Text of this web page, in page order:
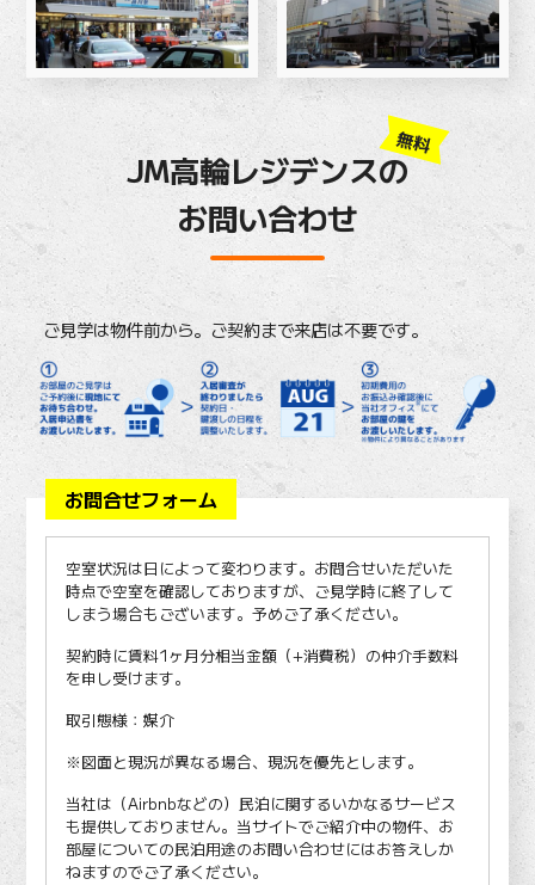
JM高輪レジデンスの
お問い合わせ
無料
ご見学は物件前から。ご契約まで来店は不要です。
お問合せフォーム
空室状況は日によって変わります。お問合せいただいた
時点で空室を確認しておりますが、ご見学時に終了して
しまう場合もございます。予めご了承ください。
契約時に賃料1ヶ月分相当金額（+消費税）の仲介手数料
を申し受けます。
取引態様：媒介
※図面と現況が異なる場合、現況を優先とします。
当社は（Airbnbなどの）民泊に関するいかなるサービス
も提供しておりません。当サイトでご紹介中の物件、お
部屋についての民泊用途のお問い合わせにはお答えしか
ねますのでご了承ください。